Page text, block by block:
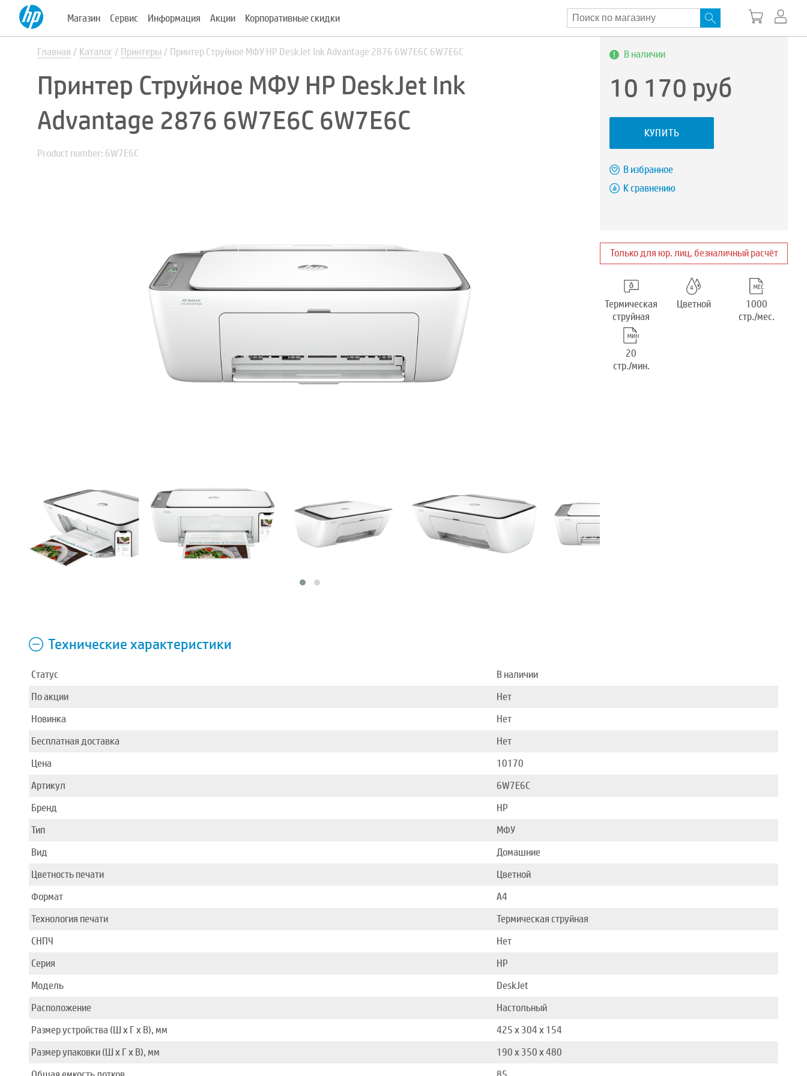
Магазин Сервис Информация Акции Корпоративные скидки
Главная Каталог Принтеры Принтер Струйное МФУ HP DeskJet Ink Advantage 2876 6W7E6C 6W7E6C
Принтер Струйное МФУ HP DeskJet Ink
Advantage 2876 6W7E6C 6W7E6C
Product number: 6W7E6C
В наличии
10 170 руб
КУПИТЬ
В избранное
К сравнению
Только для юр. лиц, безналичный расчёт
Термическая
струйная
Цветной
1000
стр./мес.
20
стр./мин.
Технические характеристики
Статус
В наличии
По акции
Нет
Новинка
Нет
Бесплатная доставка
Нет
Цена
10170
Артикул
6W7E6C
Бренд
HP
Тип
МФУ
Вид
Домашние
Цветность печати
Цветной
Формат
A4
Технология печати
Термическая струйная
СНПЧ
Нет
Серия
HP
Модель
DeskJet
Расположение
Настольный
Размер устройства (Ш x Г x В), мм
425 x 304 x 154
Размер упаковки (Ш x Г x В), мм
190 x 350 x 480